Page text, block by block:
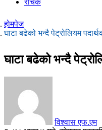
रोचक
होमपेज
घाटा बढेको भन्दै पेट्रोलियम
घाटा बढेको भन्दै
विश्वास एफ.एम